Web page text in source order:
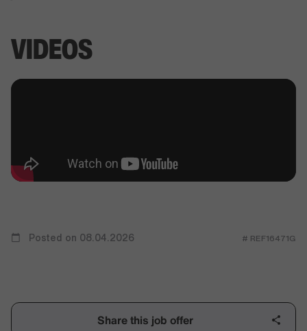
VIDEOS
Posted on 08.04.2026 # REF16471G
Share this job offer